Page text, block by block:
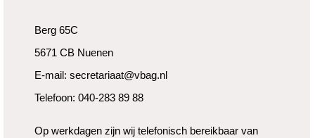
Berg 65C
5671 CB Nuenen
E-mail: secretariaat@vbag.nl
Telefoon: 040-283 89 88
Op werkdagen zijn wij telefonisch bereikbaar van